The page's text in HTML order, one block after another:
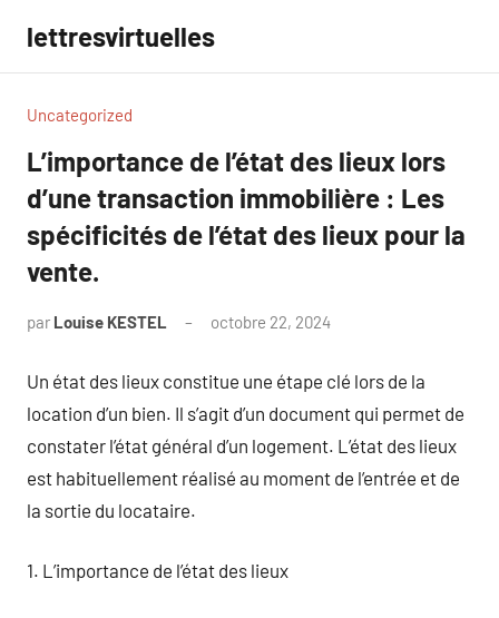
contenu
lettresvirtuelles
Uncategorized
L’importance de l’état des lieux lors
d’une transaction immobilière : Les
spécificités de l’état des lieux pour la
vente.
par Louise KESTEL octobre 22, 2024
Un état des lieux constitue une étape clé lors de la
location d’un bien. Il s’agit d’un document qui permet de
constater l’état général d’un logement. L’état des lieux
est habituellement réalisé au moment de l’entrée et de
la sortie du locataire.
1. L’importance de l’état des lieux